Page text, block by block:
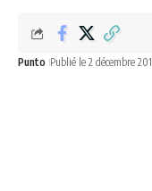
Punto Publié le 2 décembre